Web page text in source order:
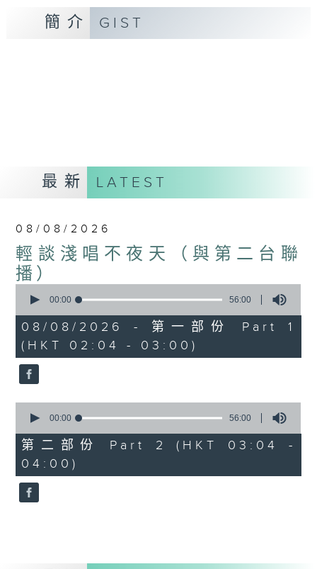
簡介 GIST
最新 LATEST
08/08/2026
輕談淺唱不夜天（與第二台聯
播）
seconds
56
minutes,
0
seconds
00:00 56:00
08/08/2026 - 第一部份 Part 1
(HKT 02:04 - 03:00)
seconds
56
minutes,
0
seconds
00:00 56:00
第二部份 Part 2 (HKT 03:04 -
04:00)